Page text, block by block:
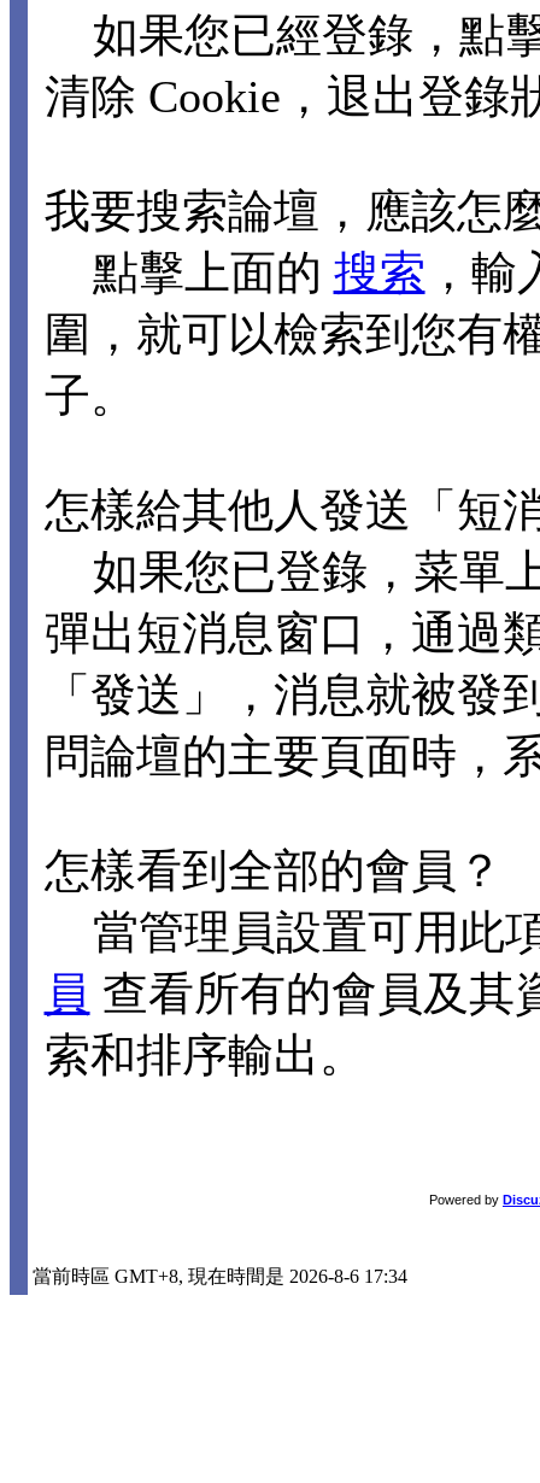
如果您已經登錄，點
清除 Cookie，退出登錄
我要搜索論壇，應該怎
點擊上面的 搜索 ，
圍，就可以檢索到您有
子。
怎樣給其他人發送「短
如果您已登錄，菜單
彈出短消息窗口，通過
「發送」，消息就被發
問論壇的主要頁面時，
怎樣看到全部的會員？
當管理員設置可用此
員 查看所有的會員及其
索和排序輸出。
Powered by
當前時區 GMT+8, 現在時間是 2026-8-6 17:34